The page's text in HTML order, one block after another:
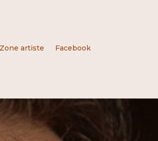
Zone artiste Facebook